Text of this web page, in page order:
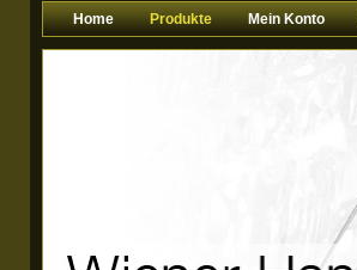
Home Produkte Mein Konto